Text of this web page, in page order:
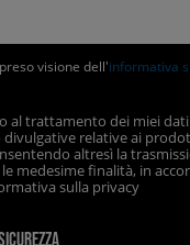
visione dell'informativa
al trattamento dei miei
relative ai
altresì la
medesime finalità, in
sulla privacy